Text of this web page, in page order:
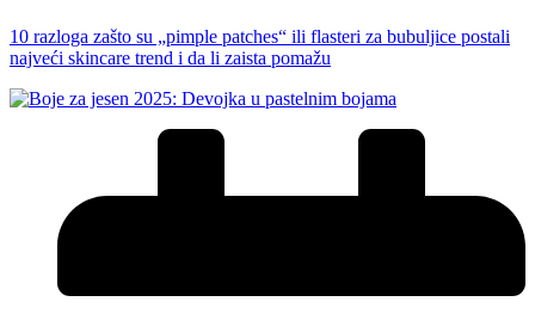
10 razloga zašto su „pimple patches“ ili flasteri za bubuljice postali
najveći skincare trend i da li zaista pomažu